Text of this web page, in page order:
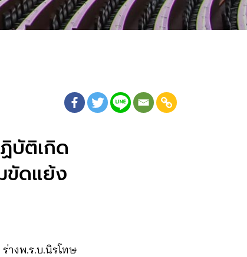
บัติเกิด
ขัดแย้ง
างพ.ร.บ.นิรโทษ